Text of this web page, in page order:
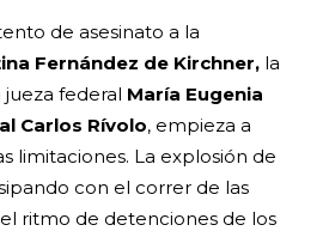
de asesinato a la
Fernández de Kirchner, la
jueza federal María Eugenia
Carlos Rívolo, empieza a
limitaciones. La explosión de
con el correr de las
ritmo de detenciones de los